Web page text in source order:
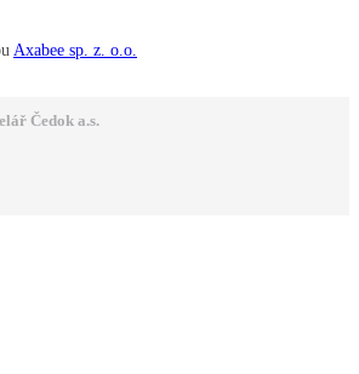
Axabee sp. z. o.o.
Čedok a.s.